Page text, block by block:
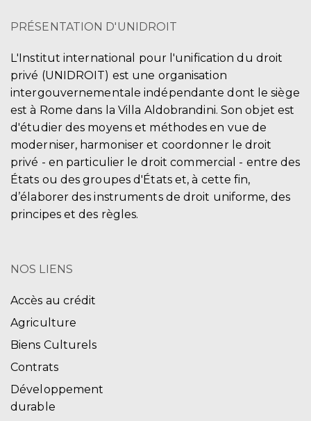
PRÉSENTATION D'UNIDROIT
L'Institut international pour l'unification du droit
privé (UNIDROIT) est une organisation
intergouvernementale indépendante dont le siège
est à Rome dans la Villa Aldobrandini. Son objet est
d'étudier des moyens et méthodes en vue de
moderniser, harmoniser et coordonner le droit
privé - en particulier le droit commercial - entre des
États ou des groupes d'États et, à cette fin,
d’élaborer des instruments de droit uniforme, des
principes et des règles.
NOS LIENS
Accès au crédit
Agriculture
Biens Culturels
Contrats
Développement
durable